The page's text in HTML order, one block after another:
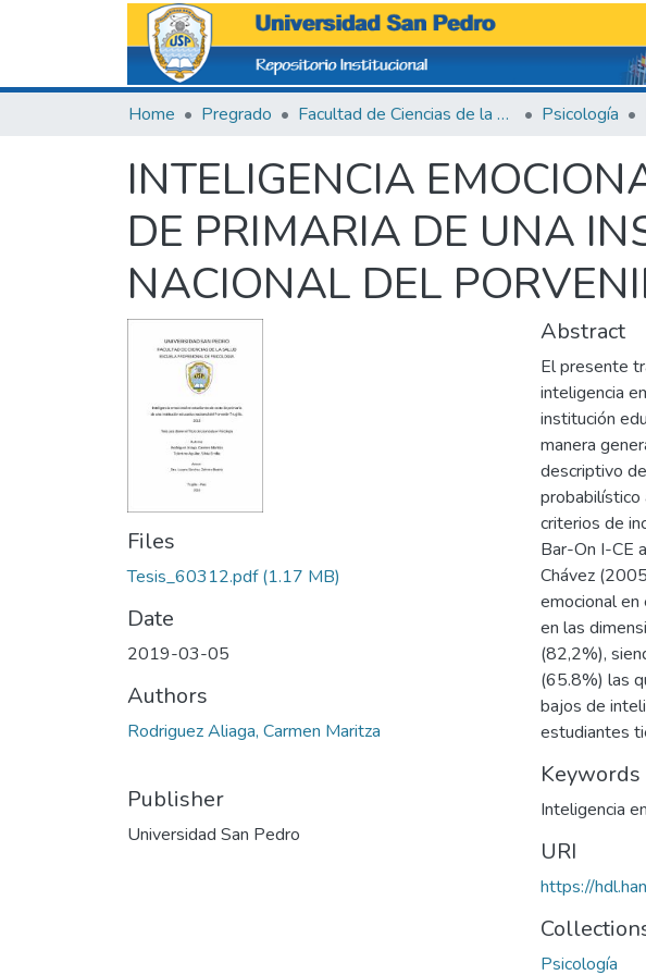
Home Pregrado Facultad de Ciencias de la Salud Psicología
INTELIGENCIA
DE PRIMARIA DE UNA
NACIONAL DEL
Files
Tesis_60312.pdf(1.17 MB)
Date
2019-03-05
Authors
Rodriguez Aliaga, Carmen Maritza
Publisher
Universidad San Pedro
Abstract
El presente
inteligencia
institución
manera
descriptivo
criterios de
Bar-On I-CE
Chávez
emocional
en las
(82,2%),
(65.8%) las
bajos de
estudiantes
Keywords
Inteligencia
URI
https://
Psicología